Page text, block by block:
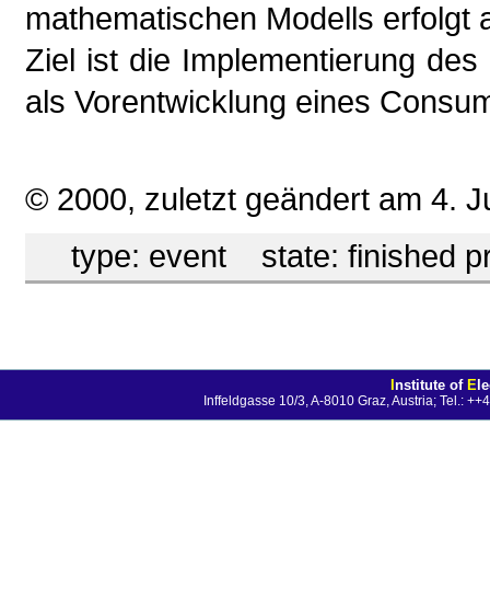
mathematischen Modells erfolgt
Ziel ist die Implementierung
als Vorentwicklung eines
© 2000, zuletzt geändert am 4.
type: eventstate: finished
Institute of E
Inffeldgasse 10/3, A-8010 Graz, Austria; Tel.: